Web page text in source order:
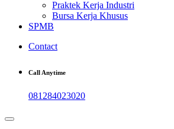
Praktek Kerja Industri
Bursa Kerja Khusus
SPMB
Contact
Call Anytime
081284023020